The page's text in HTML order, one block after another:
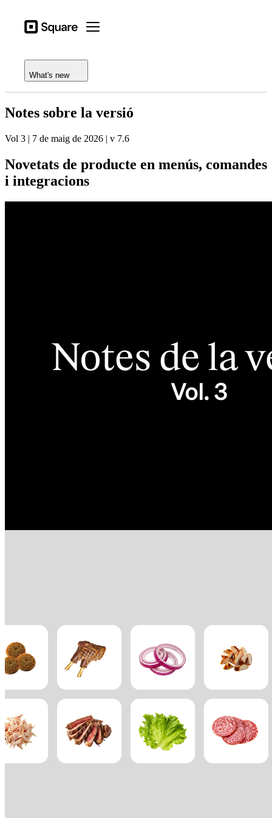
Square Open menu
Tipus d'activitat
Hardware
Preus
Recursos
Inicia la sessió
Centre d'ajuda
Proceso de pago
Tipus d'activitat
Pagaments
Hardware
Recursos
Centre d'aplicacions
Blog
Opinions d'altres negocis
Registre de funcions
Full de ruta
Centre d'ajuda
Comunitat Square
What's new
Notes de la versió
Notes sobre la versió
Vol 3 | 7 de maig de 2026 | v 7.6
Novetats de producte en menús, comandes
i integracions